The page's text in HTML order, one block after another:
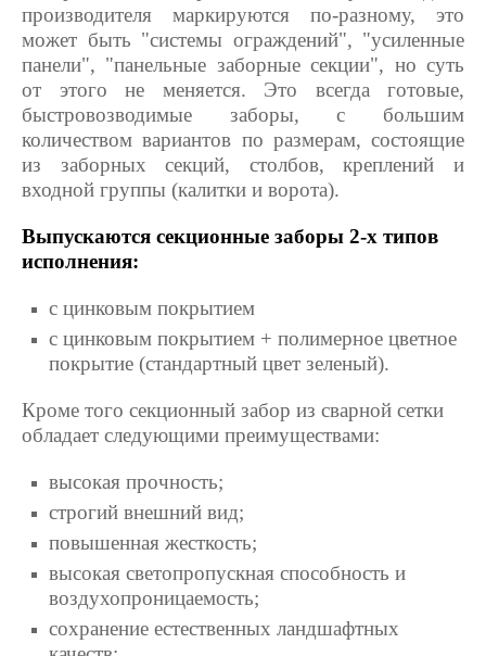
производителя маркируются по-разному, это
может быть "системы ограждений", "усиленные
панели", "панельные заборные секции", но суть
от этого не меняется. Это всегда готовые,
быстровозводимые заборы, с большим
количеством вариантов по размерам, состоящие
из заборных секций, столбов, креплений и
входной группы (калитки и ворота).
Выпускаются секционные заборы 2-х типов
исполнения:
с цинковым покрытием
с цинковым покрытием + полимерное цветное
покрытие (стандартный цвет зеленый).
Кроме того секционный забор из сварной сетки
обладает следующими преимуществами:
высокая прочность;
строгий внешний вид;
повышенная жесткость;
высокая светопропускная способность и
воздухопроницаемость;
сохранение естественных ландшафтных